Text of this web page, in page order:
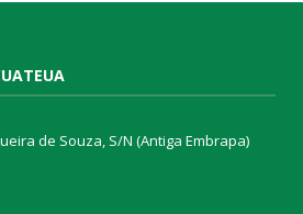
de Souza, S/N (Antiga Embrapa)